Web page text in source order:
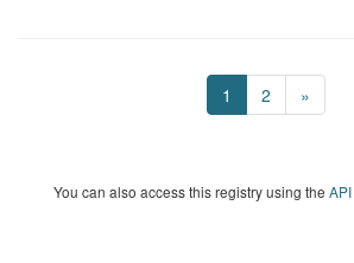
1 2 »
You can also access this registry using the API